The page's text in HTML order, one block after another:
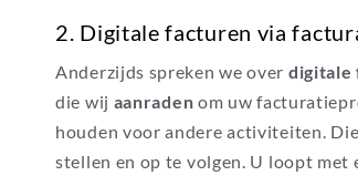
2. Digitale facturen via
Anderzijds spreken we over digitale
die wij aanraden om uw
houden voor andere activiteiten.
stellen en op te volgen. U loopt